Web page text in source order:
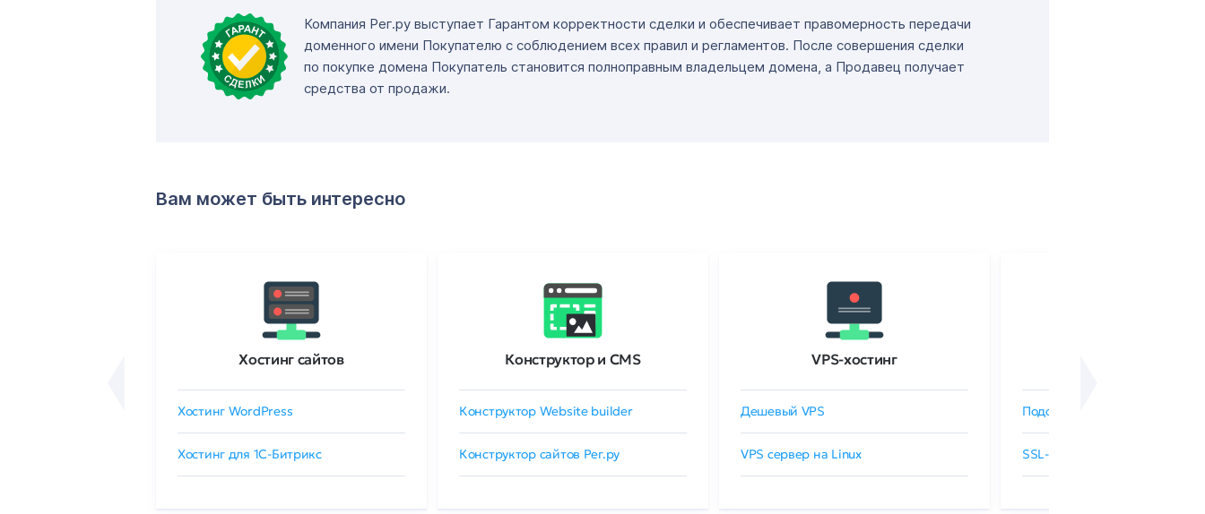
Компания Рег.ру выступает Гарантом корректности сделки и обеспечивает правомерность передачи
доменного имени Покупателю с соблюдением всех правил и регламентов. После совершения сделки
по покупке домена Покупатель становится полноправным владельцем домена, а Продавец получает
средства от продажи.
Вам может быть интересно
Хостинг сайтов
Хостинг WordPress
Хостинг для 1C-Битрикс
Конструктор и CMS
Конструктор Website builder
Конструктор сайтов Рег.ру
VPS-хостинг
Дешевый VPS
VPS сервер на Linux
Подобрать SSL-сертификат
SSL-сертификаты GlobalSign